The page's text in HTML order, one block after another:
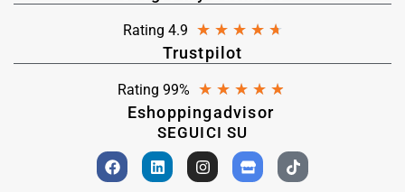
Rating 4.9 ★ ★ ★ ★ ★
Trustpilot
Rating 99% ★ ★ ★ ★ ★
Eshoppingadvisor
SEGUICI SU